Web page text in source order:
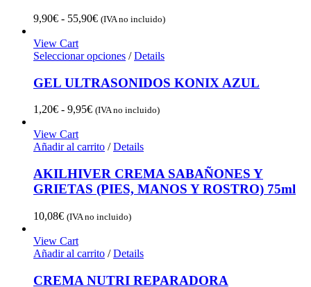
9,90€ - 55,90€Rango
desde
hasta
55,90€
(IVA no incluido)
View Cart
Seleccionar opciones / Details
GEL ULTRASONIDOS KONIX AZUL
1,20€ - 9,95€Rango
desde
hasta
9,95€
(IVA no incluido)
View Cart
Añadir al carrito / Details
AKILHIVER CREMA SABAÑONES Y
GRIETAS (PIES, MANOS Y ROSTRO) 75ml
10,08€ (IVA no incluido)
View Cart
Añadir al carrito / Details
CREMA NUTRI REPARADORA